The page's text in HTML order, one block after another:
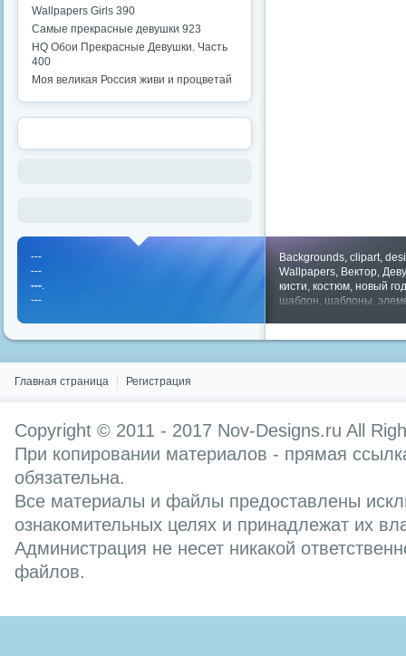
Wallpapers Girls 390
Самые прекрасные девушки 923
HQ Обои Прекрасные Девушки. Часть
400
Моя великая Россия живи и процветай
Backgrounds, clipart,
Wallpapers, Вектор,
кисти, костюм, новый год
шаблон, шаблоны,
---
---
---.
---
Главная страница Регистрация
Copyright © 2011 - 2017 Nov-Designs.ru All
При копировании материалов - прямая
обязательна.
Все материалы и файлы предоставлены
ознакомительных целях и принадлежат их
Администрация не несет никакой
файлов.